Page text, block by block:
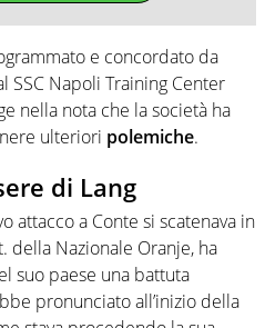
e concordato da
Napoli Training Center
nella nota che la società ha
ulteriori polemiche.
di Lang
attacco a Conte si scatenava in
della Nazionale Oranje, ha
suo paese una battuta
pronunciato all’inizio della